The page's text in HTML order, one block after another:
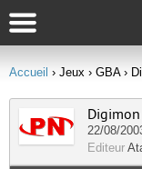
Accueil › Jeux › GBA›
22/08/
Editeur